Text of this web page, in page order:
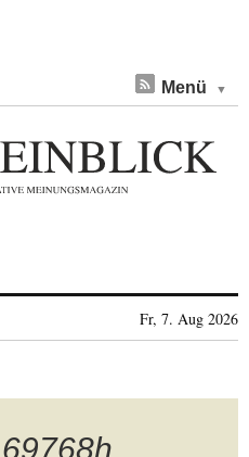
Menü
Fr, 7. Aug 2026